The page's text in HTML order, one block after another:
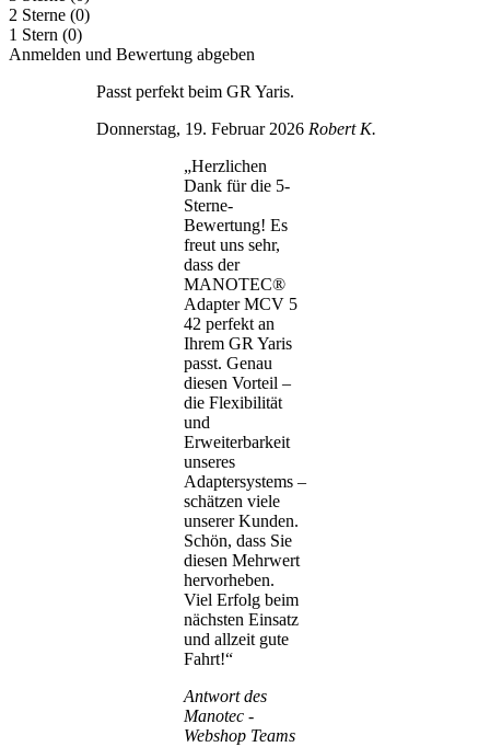
2 Sterne (0)
1 Stern (0)
Anmelden und Bewertung abgeben
Passt perfekt beim GR Yaris.
Donnerstag, 19. Februar 2026 Robert K.
„Herzlichen
Dank für die 5-
Sterne-
Bewertung! Es
freut uns sehr,
dass der
MANOTEC®
Adapter MCV 5
42 perfekt an
Ihrem GR Yaris
passt. Genau
diesen Vorteil –
die Flexibilität
und
Erweiterbarkeit
unseres
Adaptersystems –
schätzen viele
unserer Kunden.
Schön, dass Sie
diesen Mehrwert
hervorheben.
Viel Erfolg beim
nächsten Einsatz
und allzeit gute
Fahrt!“
Antwort des
Manotec -
Webshop Teams